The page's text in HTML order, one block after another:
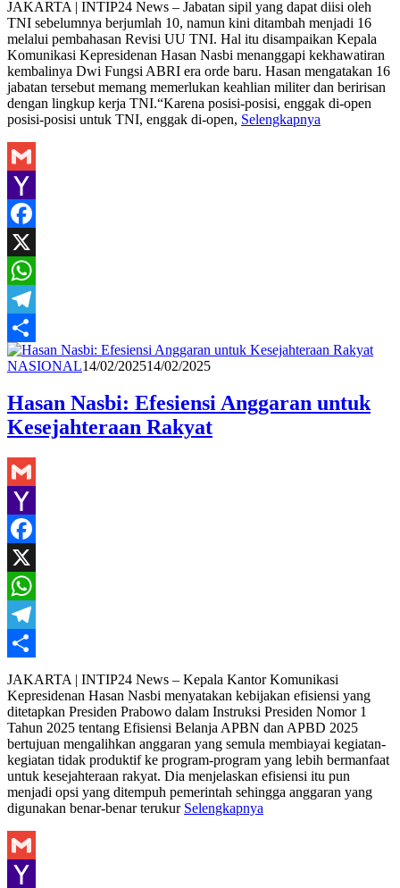
JAKARTA | INTIP24 News – Jabatan sipil yang dapat diisi oleh
TNI sebelumnya berjumlah 10, namun kini ditambah menjadi 16
melalui pembahasan Revisi UU TNI. Hal itu disampaikan Kepala
Komunikasi Kepresidenan Hasan Nasbi menanggapi kekhawatiran
kembalinya Dwi Fungsi ABRI era orde baru. Hasan mengatakan 16
jabatan tersebut memang memerlukan keahlian militer dan beririsan
dengan lingkup kerja TNI.“Karena posisi-posisi, enggak di-open
posisi-posisi untuk TNI, enggak di-open, Selengkapnya
Gmail
Yahoo
Mail
Facebook
X
WhatsApp
Telegram
Share
NASIONALRedaksi
14/02/202514/02/2025
Hasan Nasbi: Efesiensi Anggaran untuk
Kesejahteraan Rakyat
Gmail
Yahoo
Mail
Facebook
X
WhatsApp
Telegram
Share
JAKARTA | INTIP24 News – Kepala Kantor Komunikasi
Kepresidenan Hasan Nasbi menyatakan kebijakan efisiensi yang
ditetapkan Presiden Prabowo dalam Instruksi Presiden Nomor 1
Tahun 2025 tentang Efisiensi Belanja APBN dan APBD 2025
bertujuan mengalihkan anggaran yang semula membiayai kegiatan-
kegiatan tidak produktif ke program-program yang lebih bermanfaat
untuk kesejahteraan rakyat. Dia menjelaskan efisiensi itu pun
menjadi opsi yang ditempuh pemerintah sehingga anggaran yang
digunakan benar-benar terukur Selengkapnya
Gmail